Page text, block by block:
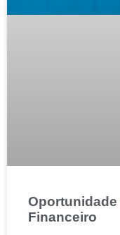
Financeiro